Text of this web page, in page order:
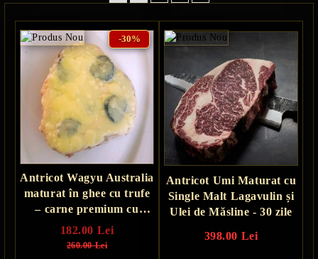
Antricot Wagyu Australia
maturat în ghee cu trufe
– carne premium cu
aromă intensă
-30%
182.00 Lei
260.00 Lei
Antricot Umi Maturat cu
Single Malt Lagavulin și
Ulei de Măsline - 30 zile
398.00 Lei